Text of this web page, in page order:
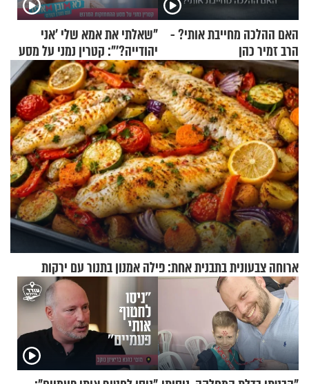
האם ההלכה מחייבת אותי? -
הרב זמיר כהן
"שאלתי את אמא שלי 'אני
יהודייה?'": קטרין נמני על מסע
ההתחזקות המרגש
ארוחה צבעונית בתבנית אחת: פילה אמנון בתנור עם ירקות